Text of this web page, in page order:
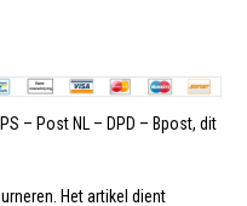
– Post NL – DPD – Bpost, dit
Het artikel dient